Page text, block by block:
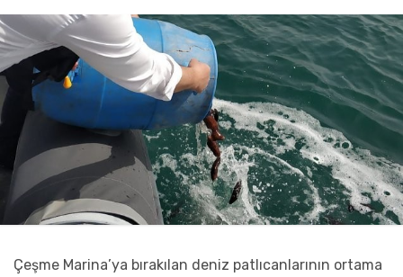
Çeşme Marina’ya bırakılan deniz patlıcanlarının ortama